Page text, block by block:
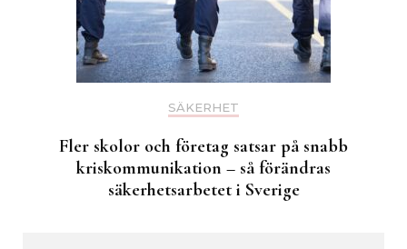
SÄKERHET
Fler skolor och företag satsar på snabb
kriskommunikation – så förändras
säkerhetsarbetet i Sverige